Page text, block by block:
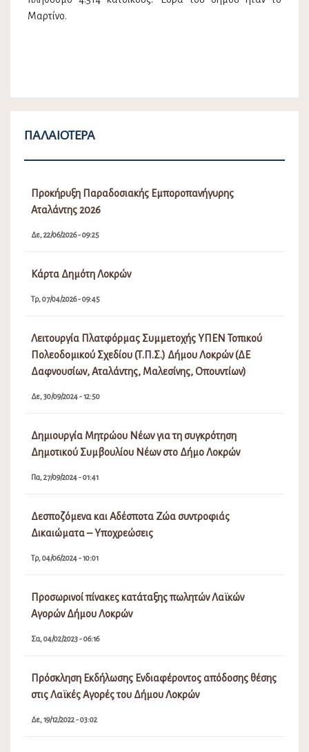
Μαρτίνο.
ΠΑΛΑΙΌΤΕΡΑ
Προκήρυξη Παραδοσιακής Εμποροπανήγυρης
Αταλάντης 2026
Δε, 22/06/2026 - 09:25
Κάρτα Δημότη Λοκρών
Τρ, 07/04/2026 - 09:45
Λειτουργία Πλατφόρμας Συμμετοχής ΥΠΕΝ Τοπικού
Πολεοδομικού Σχεδίου (Τ.Π.Σ.) Δήμου Λοκρών (ΔΕ
Δαφνουσίων, Αταλάντης, Μαλεσίνης, Οπουντίων)
Δε, 30/09/2024 - 12:50
Δημιουργία Μητρώου Νέων για τη συγκρότηση
Δημοτικού Συμβουλίου Νέων στο Δήμο Λοκρών
Πα, 27/09/2024 - 01:41
Δεσποζόμενα και Αδέσποτα Ζώα συντροφιάς
Δικαιώματα – Υποχρεώσεις
Τρ, 04/06/2024 - 10:01
Προσωρινοί πίνακες κατάταξης πωλητών Λαϊκών
Αγορών Δήμου Λοκρών
Σα, 04/02/2023 - 06:16
Πρόσκληση Εκδήλωσης Ενδιαφέροντος απόδοσης θέσης
στις Λαϊκές Αγορές του Δήμου Λοκρών
Δε, 19/12/2022 - 03:02